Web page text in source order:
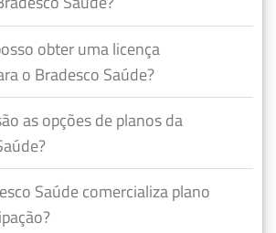
obter uma licença
o Bradesco Saúde?
as opções de planos da
Saúde comercializa plano